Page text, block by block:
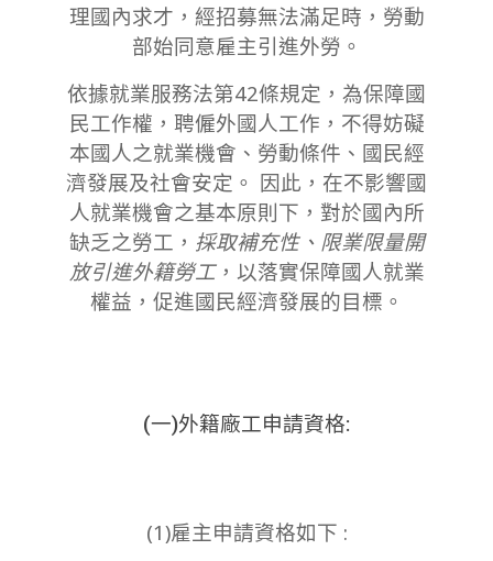
理國內求才，經招募無法滿足時，勞動
部始同意雇主引進外勞。
依據就業服務法第42條規定，為保障國
民工作權，聘僱外國人工作，不得妨礙
本國人之就業機會、勞動條件、國民經
濟發展及社會安定。 因此，在不影響國
人就業機會之基本原則下，對於國內所
缺乏之勞工， 採取補充性、限業限量開
放引進外籍勞工，以落實保障國人就業
權益，促進國民經濟發展的目標。
(一)外籍廠工申請資格:
(1)雇主申請資格如下 :